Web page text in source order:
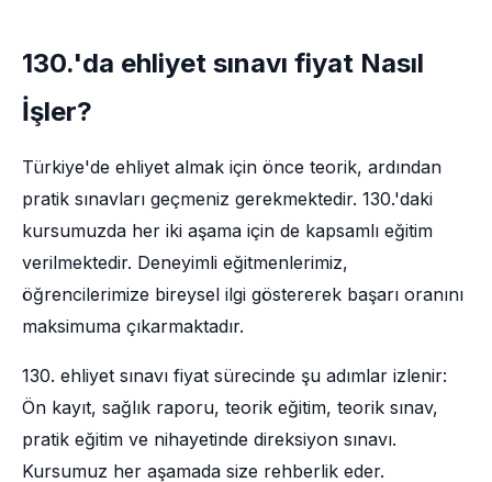
130.'da ehliyet sınavı fiyat Nasıl
İşler?
Türkiye'de ehliyet almak için önce teorik, ardından
pratik sınavları geçmeniz gerekmektedir. 130.'daki
kursumuzda her iki aşama için de kapsamlı eğitim
verilmektedir. Deneyimli eğitmenlerimiz,
öğrencilerimize bireysel ilgi göstererek başarı oranını
maksimuma çıkarmaktadır.
130. ehliyet sınavı fiyat sürecinde şu adımlar izlenir:
Ön kayıt, sağlık raporu, teorik eğitim, teorik sınav,
pratik eğitim ve nihayetinde direksiyon sınavı.
Kursumuz her aşamada size rehberlik eder.